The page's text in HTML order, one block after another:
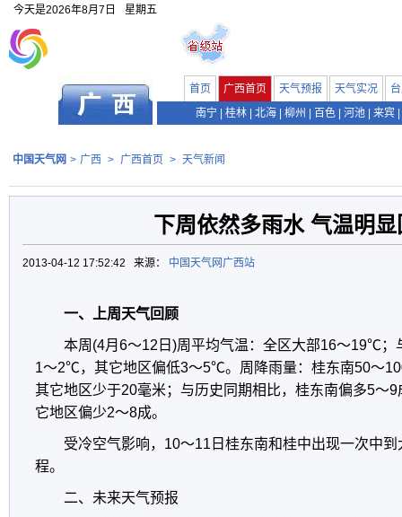
今天是2026年8月7日 星期五
首页 广西首页 天气预报 天气实况
南宁
桂林 北海 柳州 百色 河池 来宾
中国天气网 > 广西 > 广西首页 > 天气新闻
下周依然多雨水 气温明显
2013-04-12 17:52:42 来源： 中国天气网广西站
一、上周天气回顾
本周 (4月 6～12 日 )周平均气温：全区大部16～19℃；
1～2℃，其它地区偏低3～5℃。 周降雨量：桂东南50～
其它地区少于20毫米；与历史同期相比，桂东南偏多5～9
它地区偏少2～8成。
受冷空气影响， 10～11 日桂东南和桂中出现一次中
程。
二、未来天气预报